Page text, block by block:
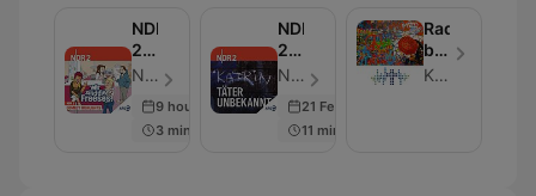
NDR
2 -
Wir
sind
die
Freeses
NDR 2 - Episodio 398
9 hours ago
3 min
NDR
2 -
Täter
Unbekannt
NDR 2 - Episodio 16
21 Feb 2019
11 min
Radiokirche
bei
N-Kirche im NDR